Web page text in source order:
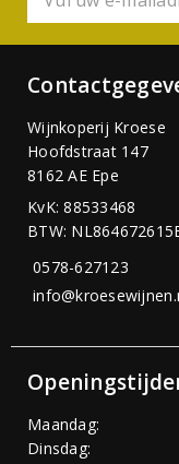
Wijnkoperij Kroese
Hoofdstraat 147
8162 AE Epe
KvK: 88533468
BTW:
0578-627123
Maandag:
Dinsdag: